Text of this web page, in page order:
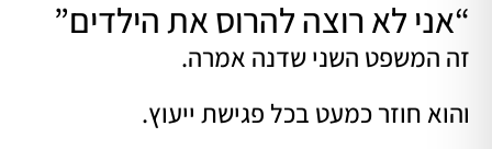
“אני לא רוצה להרוס את הילדים”
זה המשפט השני שדנה אמרה.
והוא חוזר כמעט בכל פגישת ייעוץ.